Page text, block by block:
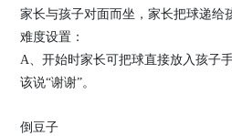
家长与孩子对面而坐，家长把球递给
难度设置：
A、开始时家长可把球直接放入孩子
该说“谢谢”。
倒豆子